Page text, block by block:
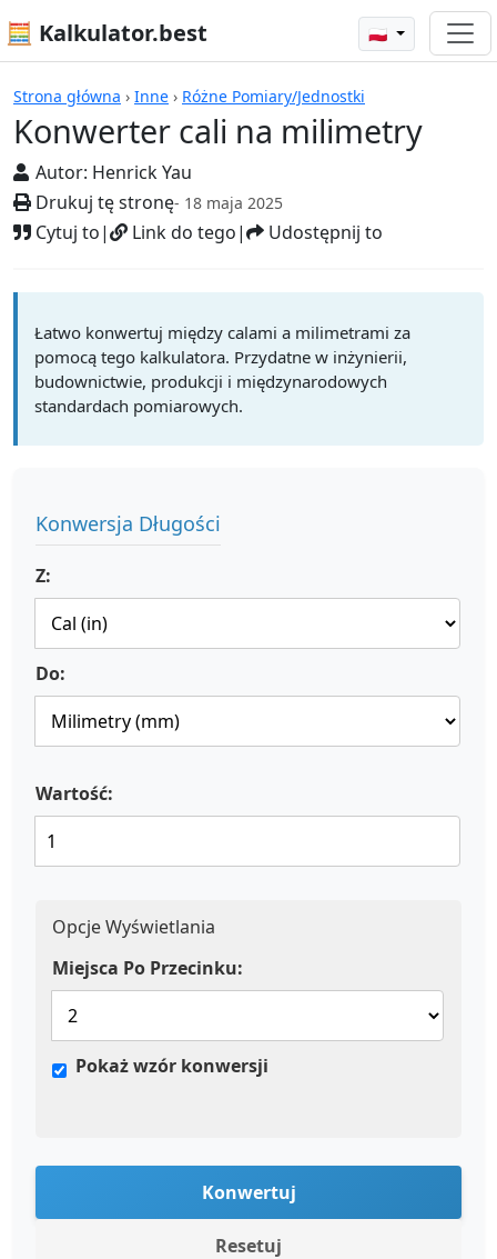
🧮 Kalkulator.best 🇵🇱
Strona główna › Inne › Różne Pomiary/Jednostki
Konwerter cali na milimetry
Autor: Henrick Yau
Drukuj tę stronę- 18 maja 2025
Cytuj to| Link do tego| Udostępnij to
Kalkulatory
Łatwo konwertuj między calami a milimetrami za
pomocą tego kalkulatora. Przydatne w inżynierii,
budownictwie, produkcji i międzynarodowych
standardach pomiarowych.
Konwersja Długości
Z:
Do:
Wartość:
Opcje Wyświetlania
Miejsca Po Przecinku:
Pokaż wzór konwersji
Konwertuj
Resetuj